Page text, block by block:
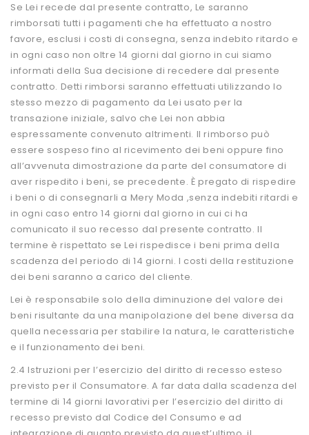
Se Lei recede dal presente contratto, Le saranno
rimborsati tutti i pagamenti che ha effettuato a nostro
favore, esclusi i costi di consegna, senza indebito ritardo e
in ogni caso non oltre 14 giorni dal giorno in cui siamo
informati della Sua decisione di recedere dal presente
contratto. Detti rimborsi saranno effettuati utilizzando lo
stesso mezzo di pagamento da Lei usato per la
transazione iniziale, salvo che Lei non abbia
espressamente convenuto altrimenti. Il rimborso può
essere sospeso fino al ricevimento dei beni oppure fino
all’avvenuta dimostrazione da parte del consumatore di
aver rispedito i beni, se precedente. È pregato di rispedire
i beni o di consegnarli a Mery Moda ,senza indebiti ritardi e
in ogni caso entro 14 giorni dal giorno in cui ci ha
comunicato il suo recesso dal presente contratto. Il
termine è rispettato se Lei rispedisce i beni prima della
scadenza del periodo di 14 giorni. I costi della restituzione
dei beni saranno a carico del cliente.
Lei è responsabile solo della diminuzione del valore dei
beni risultante da una manipolazione del bene diversa da
quella necessaria per stabilire la natura, le caratteristiche
e il funzionamento dei beni.
2.4 Istruzioni per l’esercizio del diritto di recesso esteso
previsto per il Consumatore. A far data dalla scadenza del
termine di 14 giorni lavorativi per l’esercizio del diritto di
recesso previsto dal Codice del Consumo e ad